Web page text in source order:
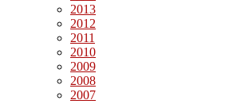
2013
2012
2011
2010
2009
2008
2007